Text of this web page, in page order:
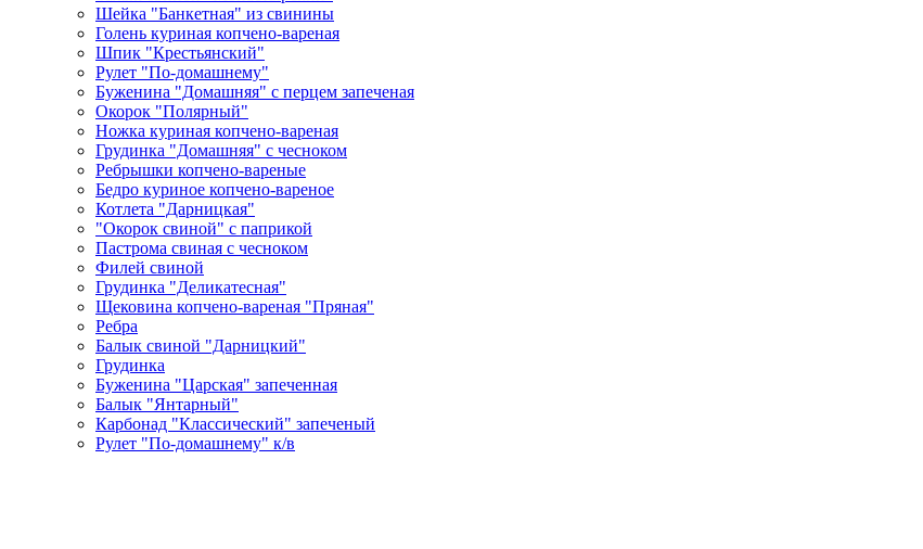
Шейка "Банкетная" из свинины
Голень куриная копчено-вареная
Шпик "Крестьянский"
Рулет "По-домашнему"
Буженина "Домашняя" с перцем запеченая
Окорок "Полярный"
Ножка куриная копчено-вареная
Грудинка "Домашняя" с чесноком
Ребрышки копчено-вареные
Бедро куриное копчено-вареное
Котлета "Дарницкая"
"Окорок свиной" с паприкой
Пастрома свиная с чесноком
Филей свиной
Грудинка "Деликатесная"
Щековина копчено-вареная "Пряная"
Ребра
Балык свиной "Дарницкий"
Грудинка
Буженина "Царская" запеченная
Балык "Янтарный"
Карбонад "Классический" запеченый
Рулет "По-домашнему" к/в